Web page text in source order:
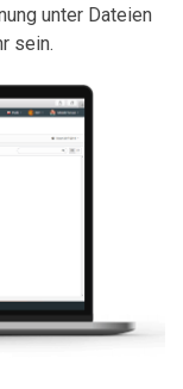
unter Dateien
sein.